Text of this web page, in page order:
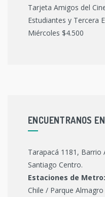
Tarjeta Amigos del
Estudiantes y Tercera
Miércoles $4.500
ENCUENTRANOS EN
Tarapacá 1181, Barrio
Santiago Centro.
Estaciones de Metro:
Chile / Parque Almagro